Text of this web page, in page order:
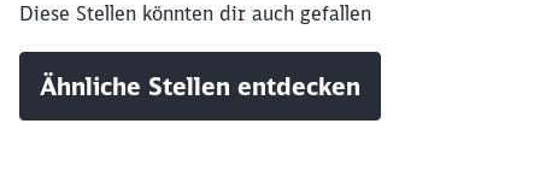
Diese Stellen könnten dir auch gefallen
Ähnliche Stellen entdecken